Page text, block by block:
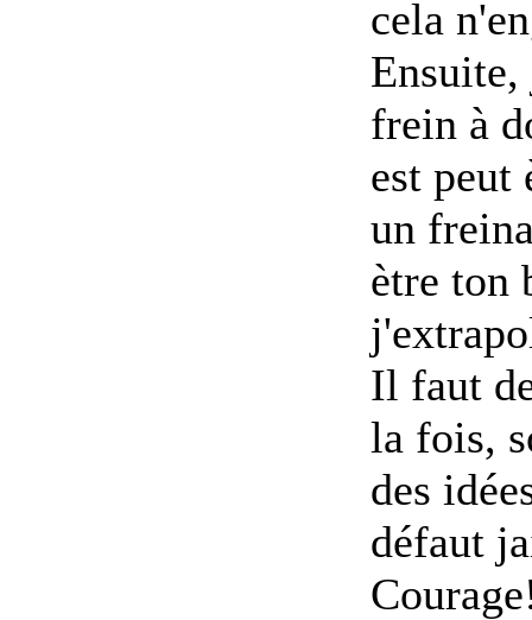
cela
Ensuite,
frein à
est peut
un
ètre ton
Il faut
la fois,
des
défaut